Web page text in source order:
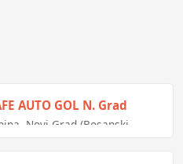
AUTO GOL N. Grad
Novi Grad (Bosanski